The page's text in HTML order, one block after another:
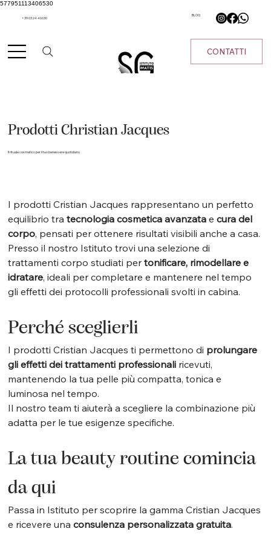
577951113406530
+39 0324 46030
BLOG
CONTATTI
Prodotti Christian Jacques
Il rituale cosmetico per il tuo benessere quotidiano
I prodotti Cristian Jacques rappresentano un perfetto
equilibrio tra tecnologia cosmetica avanzata e cura del
corpo, pensati per ottenere risultati visibili anche a casa.
Presso il nostro Istituto trovi una selezione di
trattamenti corpo studiati per tonificare, rimodellare e
idratare, ideali per completare e mantenere nel tempo
gli effetti dei protocolli professionali svolti in cabina.
Perché sceglierli
I prodotti Cristian Jacques ti permettono di prolungare
gli effetti dei trattamenti professionali ricevuti,
mantenendo la tua pelle più compatta, tonica e
luminosa nel tempo.
Il nostro team ti aiuterà a scegliere la combinazione più
adatta per le tue esigenze specifiche.
La tua beauty routine comincia
da qui
Passa in Istituto per scoprire la gamma Cristian Jacques
e ricevere una consulenza personalizzata gratuita.